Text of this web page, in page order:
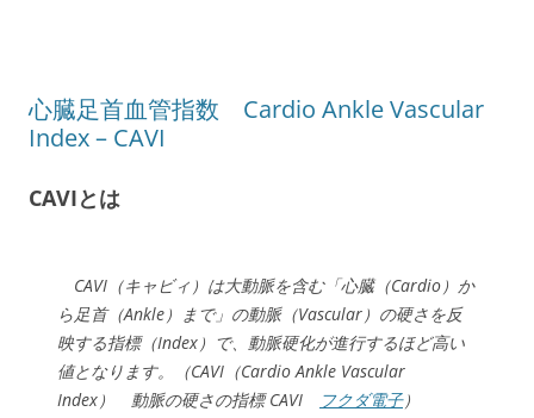
心臓足首血管指数 Cardio Ankle Vascular
Index – CAVI
CAVIとは
CAVI（キャビィ）は大動脈を含む「心臓（Cardio）か
ら足首（Ankle）まで」の動脈（Vascular）の硬さを反
映する指標（Index）で、動脈硬化が進行するほど高い
値となります。（CAVI（Cardio Ankle Vascular
Index） 動脈の硬さの指標 CAVI
フクダ電子）